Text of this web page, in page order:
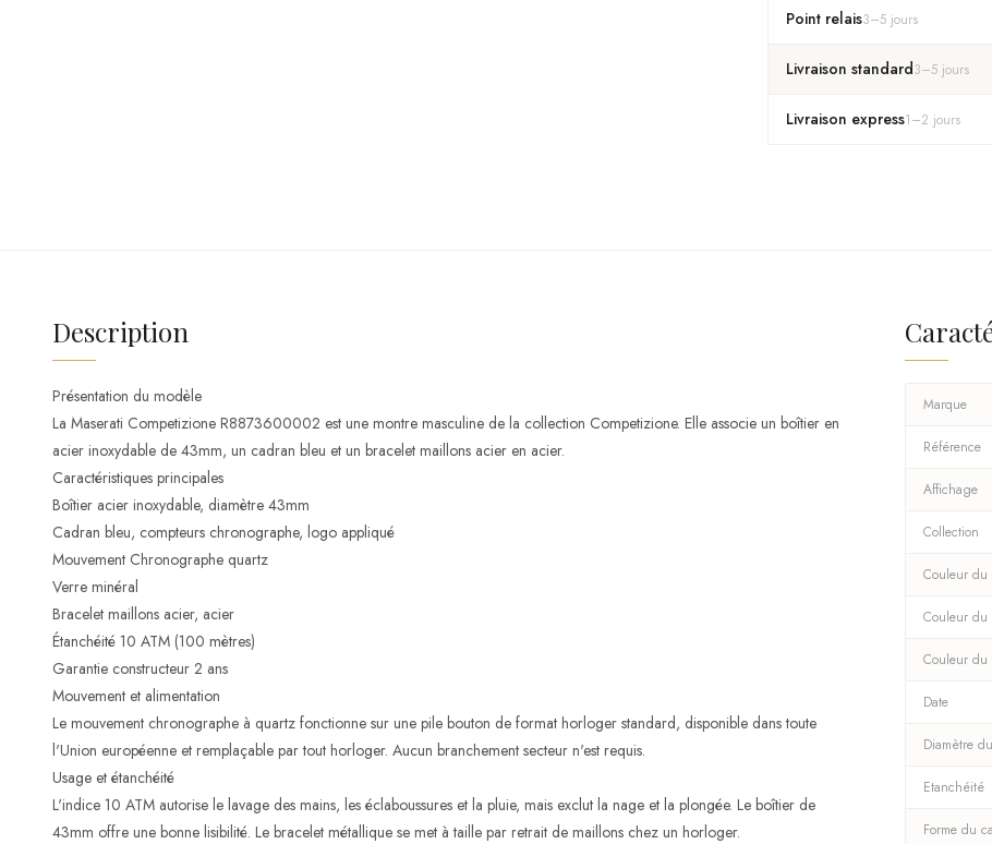
Point relais3–5 jours
Livraison standard3–5 jours
Livraison express1–2 jours
Description
Présentation du modèle
La Maserati Competizione R8873600002 est une montre masculine de la collection Competizione. Elle associe un boîtier en
acier inoxydable de 43mm, un cadran bleu et un bracelet maillons acier en acier.
Caractéristiques principales
Boîtier acier inoxydable, diamètre 43mm
Cadran bleu, compteurs chronographe, logo appliqué
Mouvement Chronographe quartz
Verre minéral
Bracelet maillons acier, acier
Étanchéité 10 ATM (100 mètres)
Garantie constructeur 2 ans
Mouvement et alimentation
Le mouvement chronographe à quartz fonctionne sur une pile bouton de format horloger standard, disponible dans toute
l'Union européenne et remplaçable par tout horloger. Aucun branchement secteur n'est requis.
Usage et étanchéité
L'indice 10 ATM autorise le lavage des mains, les éclaboussures et la pluie, mais exclut la nage et la plongée. Le boîtier de
43mm offre une bonne lisibilité. Le bracelet métallique se met à taille par retrait de maillons chez un horloger.
Marque
Référence
Affichage
Collection
Couleur du
Couleur du
Couleur du
Date
Diamètre
Etanchéité
Forme du